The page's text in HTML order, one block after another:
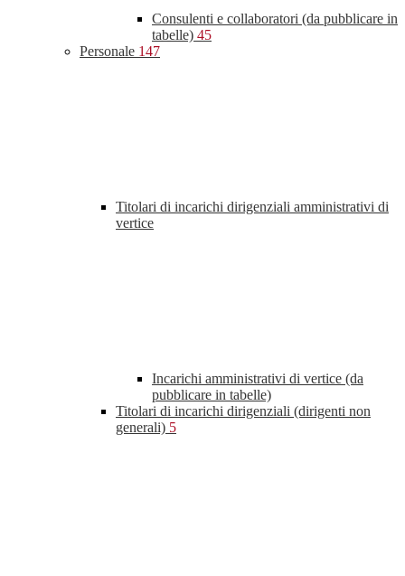
Consulenti e collaboratori (da pubblicare in
tabelle) 45
Personale 147
Titolari di incarichi dirigenziali amministrativi di
vertice
Incarichi amministrativi di vertice (da
pubblicare in tabelle)
Titolari di incarichi dirigenziali (dirigenti non
generali) 5